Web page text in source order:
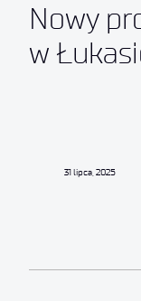
Nowy
w
31 lipca, 2025